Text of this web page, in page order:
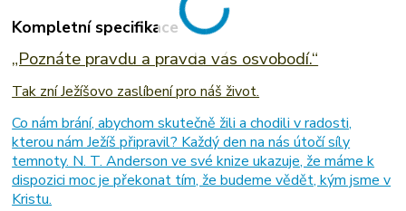
Kompletní specifikace
„Poznáte pravdu a pravda vás osvobodí.“
Tak zní Ježíšovo zaslíbení pro náš život.
Co nám brání, abychom skutečně žili a chodili v radosti,
kterou nám Ježíš připravil? Každý den na nás útočí síly
temnoty. N. T. Anderson ve své knize ukazuje, že máme k
dispozici moc je překonat tím, že budeme vědět, kým jsme v
Kristu.